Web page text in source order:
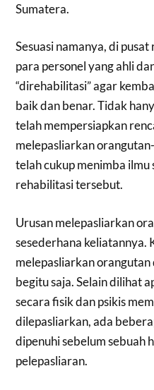
Sumatera.
Sesuasi namanya, di
para personel yang ahli
“direhabilitasi” agar
baik dan benar. Tidak
telah mempersiapkan
melepasliarkan
telah cukup menimba
rehabilitasi tersebut.
Urusan melepasliarkan
sesederhana keliatannya.
melepasliarkan
begitu saja. Selain dilihat
secara fisik dan psikis
dilepasliarkan, ada
dipenuhi sebelum sebuah
pelepasliaran.